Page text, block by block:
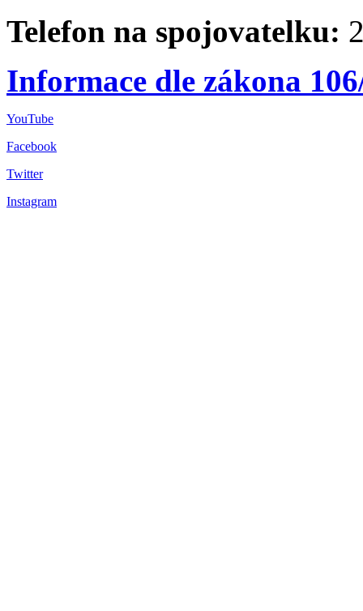
Telefon na spojovatelku:
Informace dle zákona
YouTube
Facebook
Twitter
Instagram